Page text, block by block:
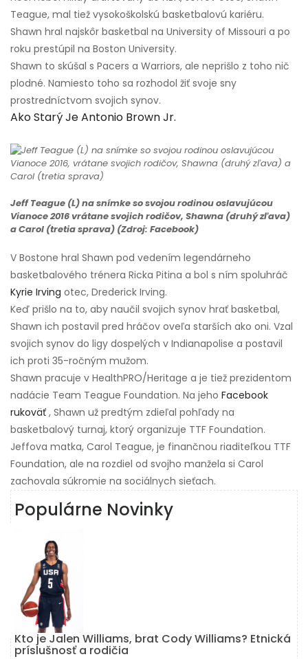
Teague, mal tiež vysokoškolskú basketbalovú kariéru.
Shawn hral najskôr basketbal na University of Missouri a po
roku prestúpil na Boston University.
Shawn to skúšal s Pacers a Warriors, ale neprišlo z toho nič
plodné. Namiesto toho sa rozhodol žiť svoje sny
prostredníctvom svojich synov.
Ako Starý Je Antonio Brown Jr.
Jeff Teague (L) na snímke so svojou rodinou oslavujúcou
Vianoce 2016 vrátane svojich rodičov, Shawna (druhý zľava)
a Carol (tretia sprava) (Zdroj: Facebook)
V Bostone hral Shawn pod vedením legendárneho
basketbalového trénera Ricka Pitina a bol s ním spoluhráč
Kyrie Irving otec, Drederick Irving.
Keď prišlo na to, aby naučil svojich synov hrať basketbal,
Shawn ich postavil pred hráčov oveľa starších ako oni. Vzal
svojich synov do ligy dospelých v Indianapolise a postavil
ich proti 35-ročným mužom.
Shawn pracuje v HealthPRO/Heritage a je tiež prezidentom
nadácie Team Teague Foundation. Na jeho Facebook
rukoväť , Shawn už predtým zdieľal pohľady na
basketbalový turnaj, ktorý organizuje TTF Foundation.
Jeffova matka, Carol Teague, je finančnou riaditeľkou TTF
Foundation, ale na rozdiel od svojho manžela si Carol
zachovala súkromie na sociálnych sieťach.
Populárne Novinky
Kto je Jalen Williams, brat Cody Williams? Etnická
príslušnosť a rodičia